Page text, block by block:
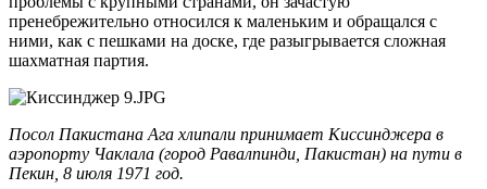
пренебрежительно относился к маленьким и обращался с
ними, как с пешками на доске, где разыгрывается сложная
шахматная партия.
Посол Пакистана Ага хлипали принимает Киссинджера в
аэропорту Чаклала (город Равалпинди, Пакистан) на пути в
Пекин, 8 июля 1971 год.